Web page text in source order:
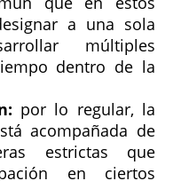
a una sola
múltiples
dentro de la
por lo regular, la
acompañada de
estrictas que
en ciertos